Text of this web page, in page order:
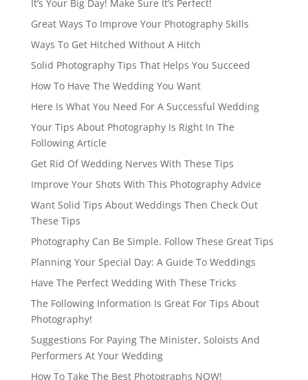
It’s Your Big Day! Make Sure It’s Perfect!
Great Ways To Improve Your Photography Skills
Ways To Get Hitched Without A Hitch
Solid Photography Tips That Helps You Succeed
How To Have The Wedding You Want
Here Is What You Need For A Successful Wedding
Your Tips About Photography Is Right In The
Following Article
Get Rid Of Wedding Nerves With These Tips
Improve Your Shots With This Photography Advice
Want Solid Tips About Weddings Then Check Out
These Tips
Photography Can Be Simple. Follow These Great Tips
Planning Your Special Day: A Guide To Weddings
Have The Perfect Wedding With These Tricks
The Following Information Is Great For Tips About
Photography!
Suggestions For Paying The Minister, Soloists And
Performers At Your Wedding
How To Take The Best Photographs NOW!